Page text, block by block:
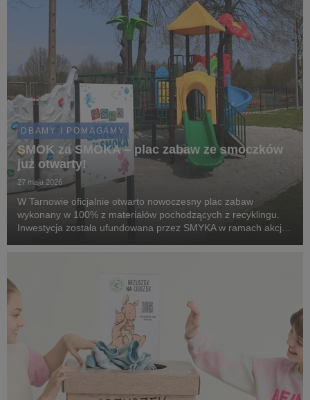
DBAMY I POMAGAMY
SMOK za SMOKA – plac zabaw ze smoczków
już otwarty!
27 maja 2026
W Tarnowie oficjalnie otwarto nowoczesny plac zabaw
wykonany w 100% z materiałów pochodzących z recyklingu.
Inwestycja została ufundowana przez SMYKA w ramach akcji